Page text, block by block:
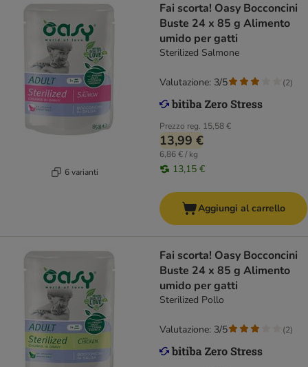
6 varianti
Fai scorta! Oasy Bocconcini
Buste 24 x 85 g Alimento
umido per gatti
Sterilized Salmone
Prezzo reg. 15,58 €
13,99 €
6,86 € / kg
13,15 €
Valutazione: 3/5 (2)
Aggiungi al carrello
Fai scorta! Oasy Bocconcini
Buste 24 x 85 g Alimento
umido per gatti
Sterilized Pollo
Valutazione: 3/5 (2)